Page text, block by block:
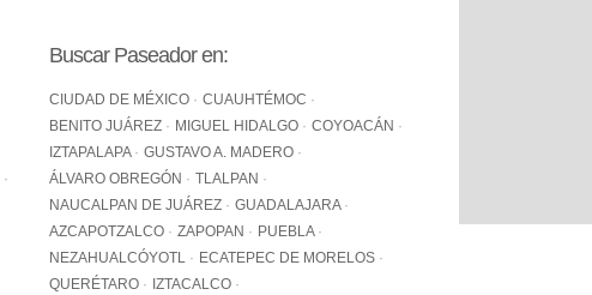
Buscar Paseador en:
CIUDAD DE MÉXICO
CUAUHTÉMOC
BENITO JUÁREZ
MIGUEL HIDALGO
COYOACÁN
IZTAPALAPA
GUSTAVO A. MADERO
ÁLVARO OBREGÓN
TLALPAN
NAUCALPAN DE JUÁREZ
GUADALAJARA
AZCAPOTZALCO
ZAPOPAN
PUEBLA
NEZAHUALCÓYOTL
ECATEPEC DE MORELOS
QUERÉTARO
IZTACALCO